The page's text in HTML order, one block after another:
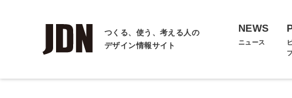
つくる、使う、考える人の
デザイン情報サイト
NEWS
ニュース